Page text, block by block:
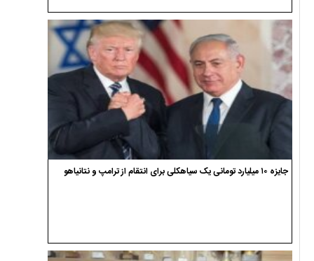
جایزه ۱۰ میلیارد تومانی یک سیاهکلی برای انتقام از ترامپ و نتانیاهو